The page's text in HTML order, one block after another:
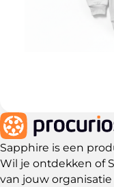
Sapphire is een
Wil je ontdekken of
van jouw